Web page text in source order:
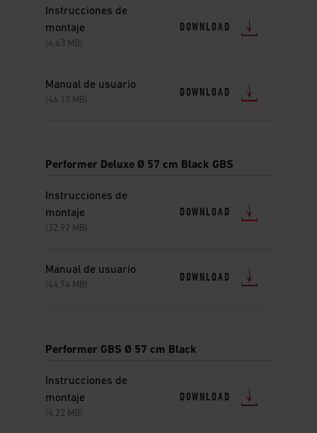
Instrucciones de
montaje
(4.63 MB)
DOWNLOAD
Manual de usuario
(46.13 MB)
DOWNLOAD
Performer Deluxe Ø 57 cm Black GBS
Instrucciones de
montaje
(32.92 MB)
DOWNLOAD
Manual de usuario
(44.74 MB)
DOWNLOAD
Performer GBS Ø 57 cm Black
Instrucciones de
montaje
(4.22 MB)
DOWNLOAD